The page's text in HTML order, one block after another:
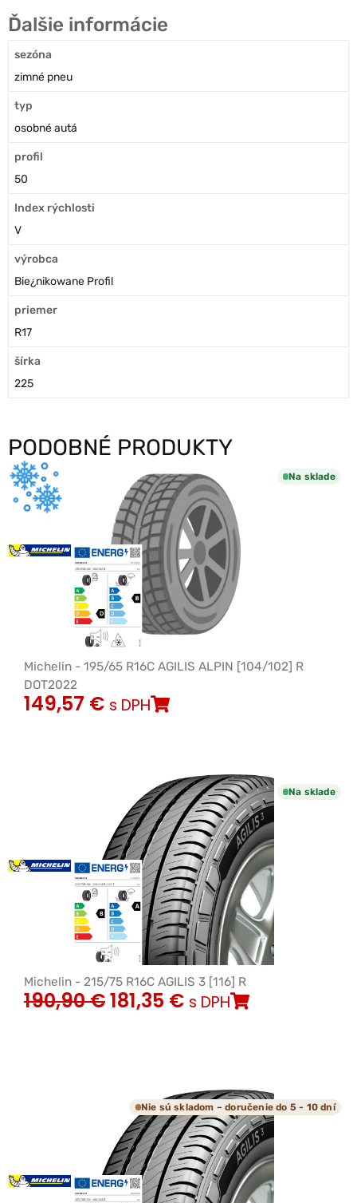
Ďalšie informácie
sezóna
zimné pneu
typ
osobné autá
profil
50
Index rýchlosti
V
výrobca
Bie¿nikowane Profil
priemer
R17
šírka
225
PODOBNÉ PRODUKTY
Na sklade
Michelin - 195/65 R16C AGILIS ALPIN [104/102] R
DOT2022
149,57 € s DPH
Na sklade
Michelin - 215/75 R16C AGILIS 3 [116] R
190,90€181,35 € s DPH
Nie sú skladom – doručenie do 5 - 10 dní